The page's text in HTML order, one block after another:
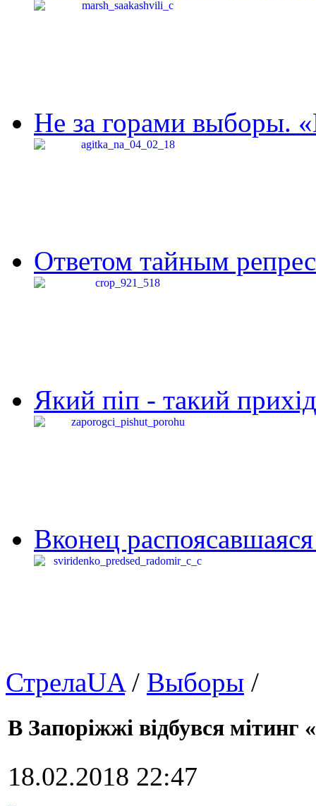
Не за горами выборы.
Ответом тайным
Який піп - такий
Вконец
СтрелаUA/ Выборы /
В Запоріжжі відбувся мітинг
18.02.2018 22:47